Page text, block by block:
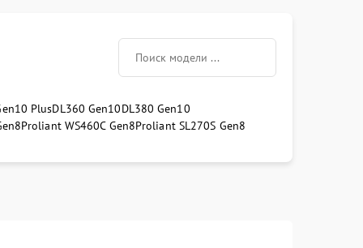
PlusDL360 Gen10DL380 Gen10
Proliant WS460C Gen8Proliant SL270S Gen8